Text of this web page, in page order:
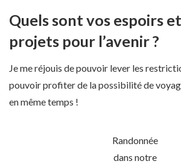
Quels sont vos espoirs
projets pour l’avenir ?
Je me réjouis de pouvoir lever les
pouvoir profiter de la possibilité de
en même temps !
Randonnée
dans notre